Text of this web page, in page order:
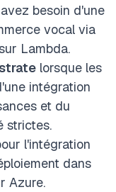
besoin d'une
vocal via
Lambda.
lorsque les
intégration
et du
strictes.
l'intégration
dans
Azure.